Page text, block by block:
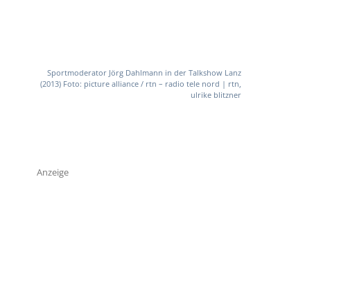
Sportmoderator Jörg Dahlmann in der Talkshow Lanz
(2013) Foto: picture alliance / rtn – radio tele nord | rtn,
ulrike blitzner
Anzeige